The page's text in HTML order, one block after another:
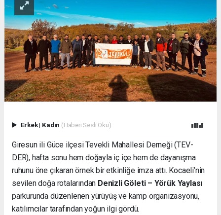
Erkek| Kadın (Haberi Sesli Oku)
Giresun ili Güce ilçesi Tevekli Mahallesi Derneği (TEV-
DER), hafta sonu hem doğayla iç içe hem de dayanışma
ruhunu öne çıkaran örnek bir etkinliğe imza attı. Kocaeli’nin
sevilen doğa rotalarından Denizli Göleti – Yörük Yaylası
parkurunda düzenlenen yürüyüş ve kamp organizasyonu,
katılımcılar tarafından yoğun ilgi gördü.